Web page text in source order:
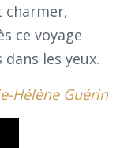
charmer,
ce voyage
les yeux.
Hélène Guérin